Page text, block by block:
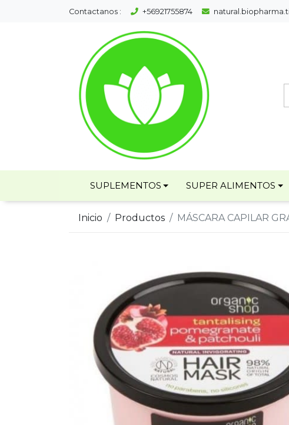
Contactanos : +56921755874
SUPLEMENTOS SUPER ALIMENTOS
Inicio Productos MÁSCARA CAPILAR